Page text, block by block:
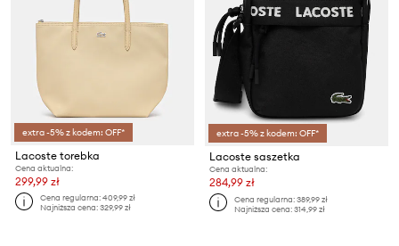
extra -5% z kodem: OFF*
Lacoste torebka
Cena aktualna:
299,99 zł
Cena regularna:409,99 zł
Najniższa cena:329,99 zł
extra -5% z kodem: OFF*
Lacoste saszetka
Cena aktualna:
284,99 zł
Cena regularna:389,99 zł
Najniższa cena:314,99 zł